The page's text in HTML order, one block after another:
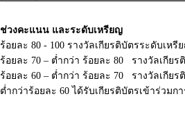
ช่วงคะแนน และระดับเหรียญ
ร้อยละ 80 - 100 รางวัลเกียรติบัตรระดับเหรี
ร้อยละ 70 – ต่ำกว่า ร้อยละ 80 รางวัลเกียร
ร้อยละ 60 – ต่ำกว่า ร้อยละ 70 รางวัลเกีย
ต่ำกว่าร้อยละ 60 ได้รับเกียรติบัตรเข้าร่วมก